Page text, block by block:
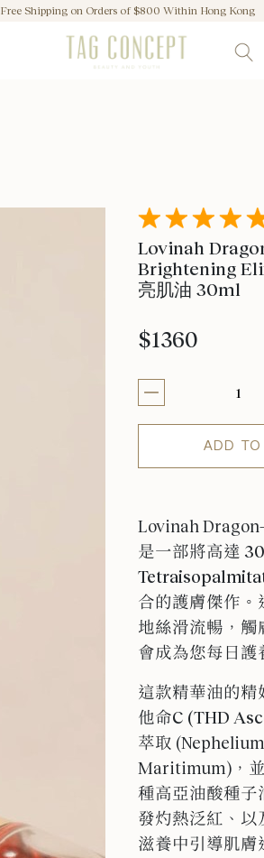
Free Shipping on Orders of $800 Within Hong Kong
Lovinah
Brightening
亮肌油 30ml
$1360
ADD
Lovinah
是一部將高達
合的護膚傑作
地絲滑流暢，觸
會成為您每日護
這款精華油的精
他命C (THD
萃取
Maritimum)，
種高亞油酸種子
發灼熱泛紅、以
滋養中引導肌